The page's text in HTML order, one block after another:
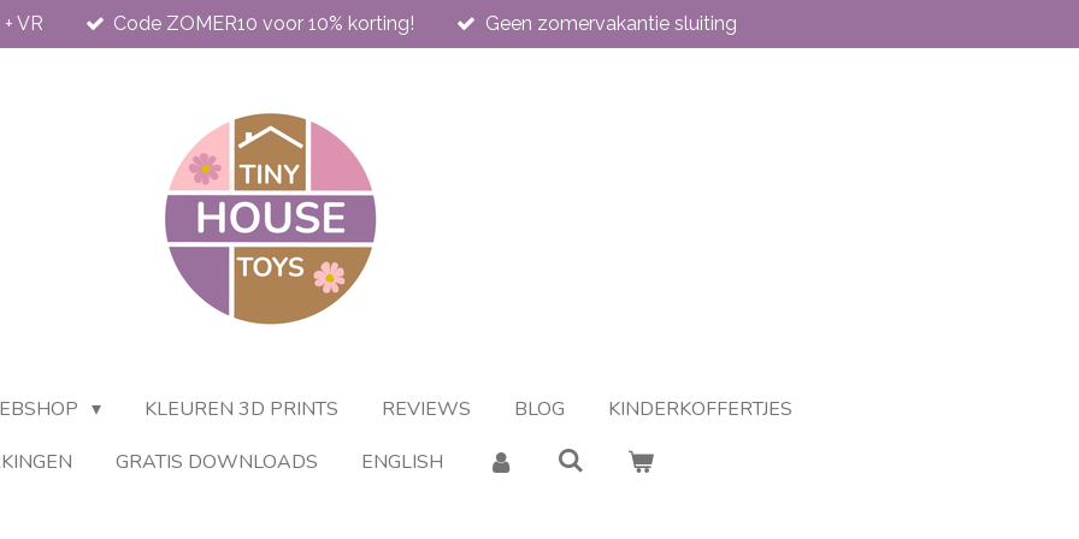
VR Code ZOMER10 voor 10% korting! Geen zomervakantie sluiting
KLEUREN 3D PRINTS REVIEWS BLOG
KINDERKOFFERTJES
GRATIS DOWNLOADS ENGLISH